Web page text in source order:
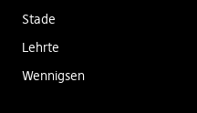
Stade
Lehrte
Wennigsen